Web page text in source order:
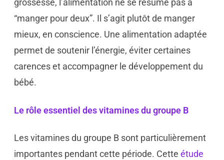
grossesse, l’alimentation ne se résume pas à
“manger pour deux”. Il s’agit plutôt de manger
mieux, en conscience. Une alimentation adaptée
permet de soutenir l’énergie, éviter certaines
carences et accompagner le développement du
bébé.
Le rôle essentiel des vitamines du groupe B
Les vitamines du groupe B sont particulièrement
importantes pendant cette période. Cette étude